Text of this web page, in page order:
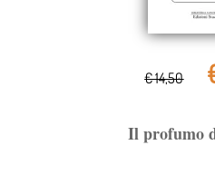
€ 14,50
Il profumo